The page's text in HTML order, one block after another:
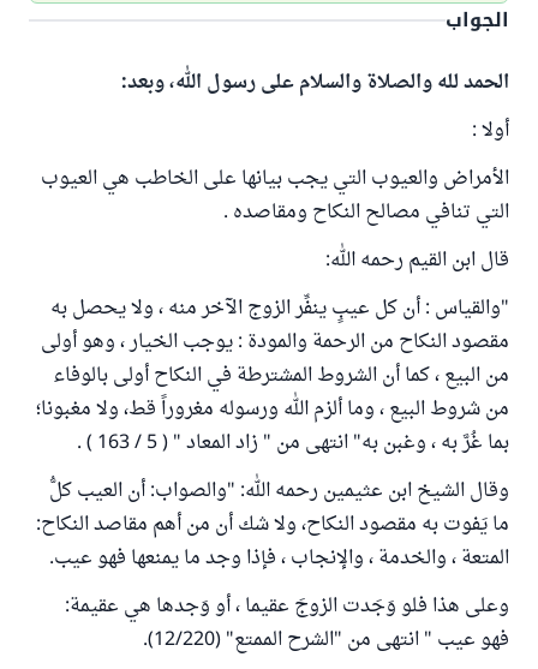
الجواب
الحمد لله والصلاة والسلام على رسول الله، وبعد:
أولا :
الأمراض والعيوب التي يجب بيانها على الخاطب هي العيوب
التي تنافي مصالح النكاح ومقاصده .
قال ابن القيم رحمه الله:
"والقياس : أن كل عيبٍ ينفِّر الزوج الآخر منه ، ولا يحصل به
مقصود النكاح من الرحمة والمودة : يوجب الخيار ، وهو أولى
من البيع ، كما أن الشروط المشترطة في النكاح أولى بالوفاء
من شروط البيع ، وما ألزم الله ورسوله مغروراً قط، ولا مغبونا؛
بما غُرَّ به ، وغبن به" انتهى من " زاد المعاد " ( 5 / 163 ) .
وقال الشيخ ابن عثيمين رحمه الله: "والصواب: أن العيب كلُّ
ما يَفوت به مقصود النكاح، ولا شك أن من أهم مقاصد النكاح:
المتعة ، والخدمة ، والإنجاب ، فإذا وجد ما يمنعها فهو عيب.
وعلى هذا فلو وَجَدت الزوجَ عقيما ، أو وَجدها هي عقيمة:
فهو عيب " انتهى من "الشرح الممتع" (12/220).